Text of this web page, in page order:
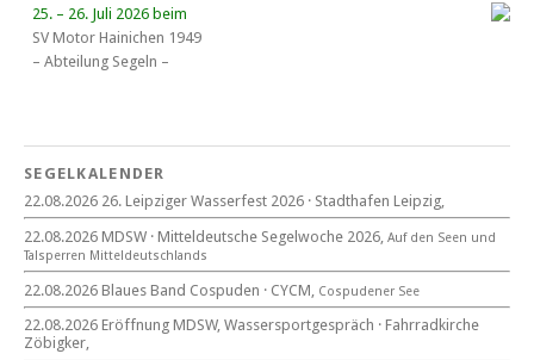
25. – 26. Juli 2026 beim
SV Motor Hainichen 1949
– Abteilung Segeln –
Eröffnung MDSW
11°° Uhr Fahrrad­kirche Markkleeberg
Blaues Band Cospudener See
SEGELKALENDER
22.08.2026 26. Leipziger Wasserfest 2026 · Stadthafen Leipzig,
22.08.2026 MDSW · Mitteldeutsche Segelwoche 2026, Auf den Seen und
Tal­sperren Mittel­deut­sch­lands
22.08.2026 Blaues Band Cospuden · CYCM, Cospudener See
22.08.2026 Eröffnung MDSW, Wassersportgespräch · Fahrradkirche
Zöbigker,